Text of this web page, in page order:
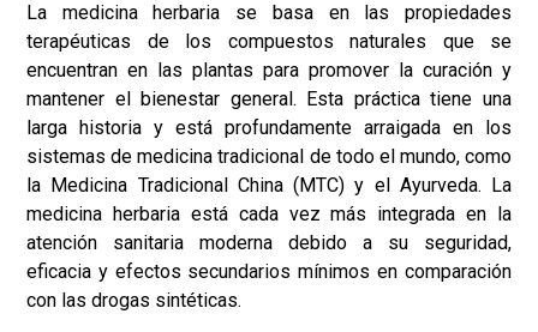
La medicina herbaria se basa en las propiedades
terapéuticas de los compuestos naturales que se
encuentran en las plantas para promover la curación y
mantener el bienestar general. Esta práctica tiene una
larga historia y está profundamente arraigada en los
sistemas de medicina tradicional de todo el mundo, como
la Medicina Tradicional China (MTC) y el Ayurveda. La
medicina herbaria está cada vez más integrada en la
atención sanitaria moderna debido a su seguridad,
eficacia y efectos secundarios mínimos en comparación
con las drogas sintéticas.